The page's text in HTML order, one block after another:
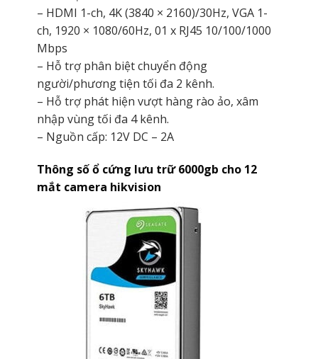
– HDMI 1-ch, 4K (3840 × 2160)/30Hz, VGA 1-
ch, 1920 × 1080/60Hz, 01 x RJ45 10/100/1000
Mbps
– Hỗ trợ phân biệt chuyển động
người/phương tiện tối đa 2 kênh.
– Hỗ trợ phát hiện vượt hàng rào ảo, xâm
nhập vùng tối đa 4 kênh.
– Nguồn cấp: 12V DC – 2A
Thông số ổ cứng lưu trữ 6000gb cho 12
mắt camera hikvision